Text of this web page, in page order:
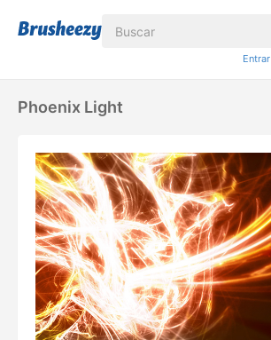
Entrar
Phoenix Light